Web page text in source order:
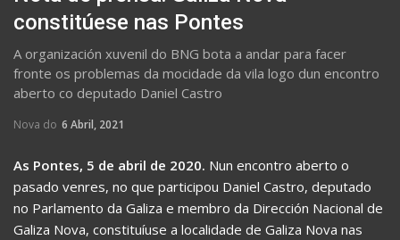
constitúese nas Pontes
A organización xuvenil do BNG bota a andar para facer
fronte os problemas da mocidade da vila logo dun encontro
aberto co deputado Daniel Castro
Nova do 6 Abril, 2021
As Pontes, 5 de abril de 2020. Nun encontro aberto o
pasado venres, no que participou Daniel Castro, deputado
no Parlamento da Galiza e membro da Dirección Nacional de
Galiza Nova, constituíuse a localidade de Galiza Nova nas